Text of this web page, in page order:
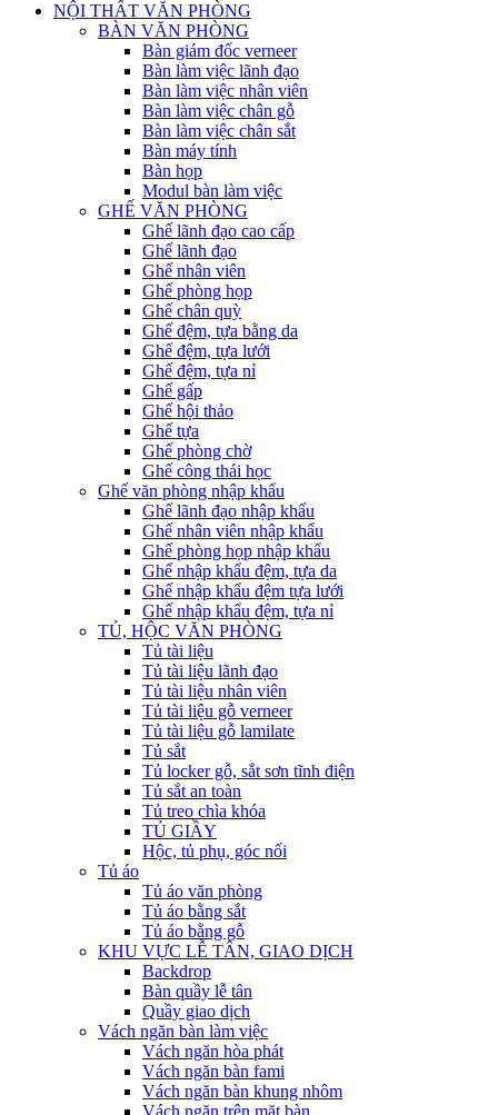
NỘI THẤT VĂN PHÒNG
BÀN VĂN PHÒNG
Bàn giám đốc verneer
Bàn làm việc lãnh đạo
Bàn làm việc nhân viên
Bàn làm việc chân gỗ
Bàn làm việc chân sắt
Bàn máy tính
Bàn họp
Modul bàn làm việc
GHẾ VĂN PHÒNG
Ghế lãnh đạo cao cấp
Ghế lãnh đạo
Ghế nhân viên
Ghế phòng họp
Ghế chân quỳ
Ghế đệm, tựa bằng da
Ghế đệm, tựa lưới
Ghế đệm, tựa nỉ
Ghế gấp
Ghế hội thảo
Ghế tựa
Ghế phòng chờ
Ghế công thái học
Ghế văn phòng nhập khẩu
Ghế lãnh đạo nhập khẩu
Ghế nhân viên nhập khẩu
Ghế phòng họp nhập khẩu
Ghế nhập khẩu đệm, tựa da
Ghế nhập khẩu đệm tựa lưới
Ghế nhập khẩu đệm, tựa nỉ
TỦ, HỘC VĂN PHÒNG
Tủ tài liệu
Tủ tài liệu lãnh đạo
Tủ tài liệu nhân viên
Tủ tài liệu gỗ verneer
Tủ tài liệu gỗ lamilate
Tủ sắt
Tủ locker gỗ, sắt sơn tĩnh điện
Tủ sắt an toàn
Tủ treo chìa khóa
TỦ GIẦY
Hộc, tủ phụ, góc nối
Tủ áo
Tủ áo văn phòng
Tủ áo bằng sắt
Tủ áo bằng gỗ
KHU VỰC LỄ TÂN, GIAO DỊCH
Backdrop
Bàn quầy lễ tân
Quầy giao dịch
Vách ngăn bàn làm việc
Vách ngăn hòa phát
Vách ngăn bàn fami
Vách ngăn bàn khung nhôm